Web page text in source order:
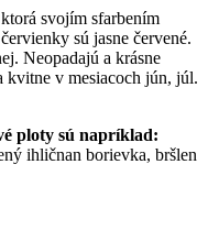
svojím sfarbením
sú jasne červené.
Neopadajú a krásne
kvitne v mesiacoch jún, júl.
ploty sú napríklad:
ihličnan borievka, bršlen